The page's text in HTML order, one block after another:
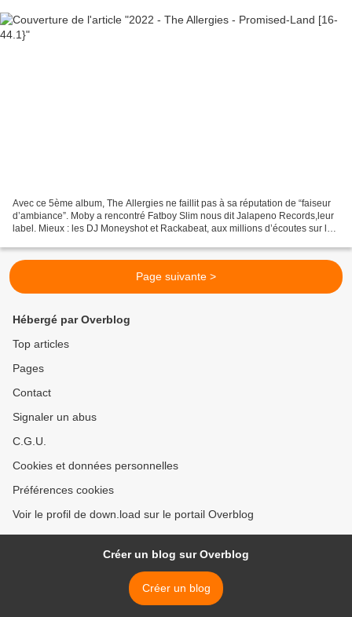
Avec ce 5ème album, The Allergies ne faillit pas à sa réputation de “faiseur
d’ambiance”. Moby a rencontré Fatboy Slim nous dit Jalapeno Records,leur
label. Mieux : les DJ Moneyshot et Rackabeat, aux millions d’écoutes sur les
Page suivante >
Hébergé par Overblog
Top articles
Pages
Contact
Signaler un abus
C.G.U.
Cookies et données personnelles
Préférences cookies
Voir le profil de down.load sur le portail Overblog
Créer un blog sur Overblog
Créer un blog